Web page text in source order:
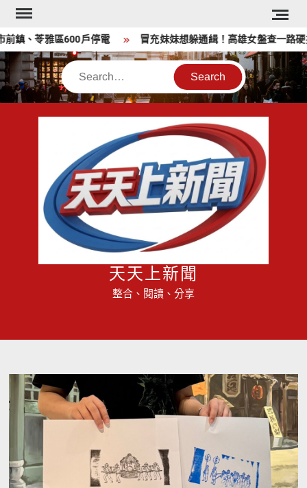
Skip
content
、苓雅區600戶停電 冒充妹妹想躲通緝！高雄女盤查一路硬拗
Search
天天上新聞
整合、閱讀、分享